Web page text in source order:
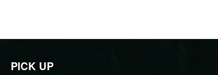
PICK UP